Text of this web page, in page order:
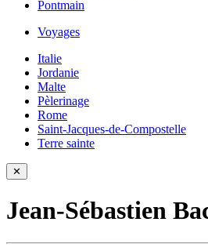
Pontmain
Voyages
Italie
Jordanie
Malte
Pèlerinage
Rome
Saint-Jacques-de-Compostelle
Terre sainte
✕
Jean-Sébastien